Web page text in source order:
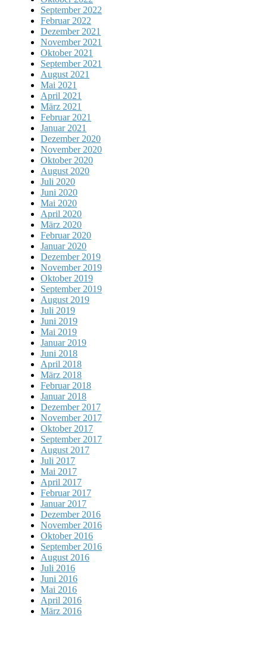
September 2022
Februar 2022
Dezember 2021
November 2021
Oktober 2021
September 2021
August 2021
Mai 2021
April 2021
März 2021
Februar 2021
Januar 2021
Dezember 2020
November 2020
Oktober 2020
August 2020
Juli 2020
Juni 2020
Mai 2020
April 2020
März 2020
Februar 2020
Januar 2020
Dezember 2019
November 2019
Oktober 2019
September 2019
August 2019
Juli 2019
Juni 2019
Mai 2019
Januar 2019
Juni 2018
April 2018
März 2018
Februar 2018
Januar 2018
Dezember 2017
November 2017
Oktober 2017
September 2017
August 2017
Juli 2017
Mai 2017
April 2017
Februar 2017
Januar 2017
Dezember 2016
November 2016
Oktober 2016
September 2016
August 2016
Juli 2016
Juni 2016
Mai 2016
April 2016
März 2016